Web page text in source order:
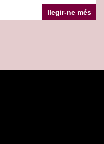
llegir-ne més